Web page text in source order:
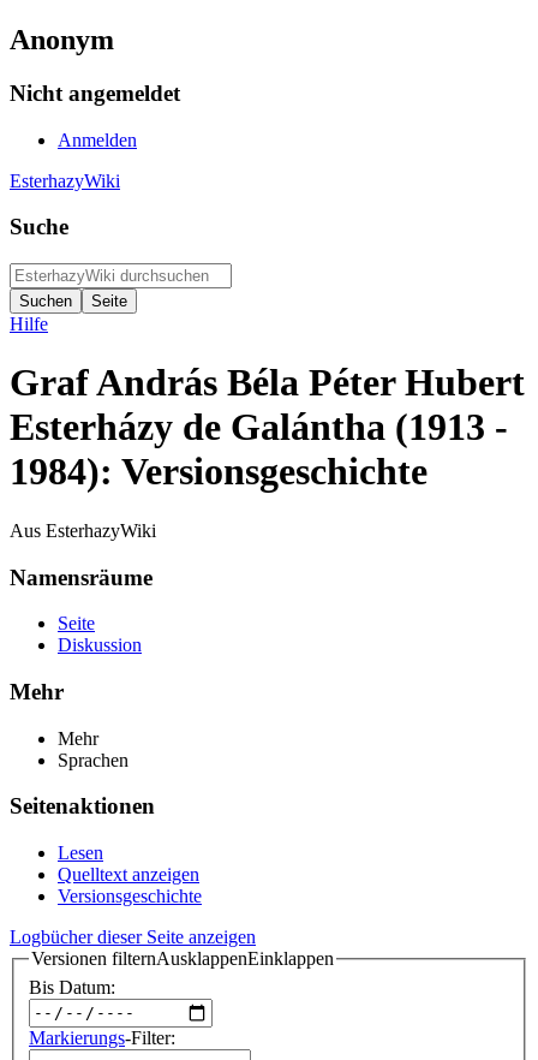
Anonym
Nicht angemeldet
Anmelden
EsterhazyWiki
Suche
Hilfe
Graf András Béla Péter Hubert
Esterházy de Galántha (1913 -
1984): Versionsgeschichte
Aus EsterhazyWiki
Namensräume
Seite
Diskussion
Mehr
Mehr
Sprachen
Seitenaktionen
Lesen
Quelltext anzeigen
Versionsgeschichte
Logbücher dieser Seite anzeigen
Versionen filternAusklappenEinklappen
Bis Datum:
Markierungs-Filter: